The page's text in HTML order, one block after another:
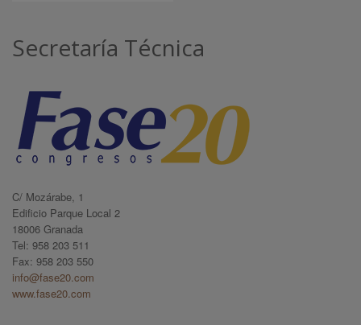
Secretaría Técnica
C/ Mozárabe, 1
Edificio Parque Local 2
18006 Granada
Tel: 958 203 511
Fax: 958 203 550
info@fase20.com
www.fase20.com